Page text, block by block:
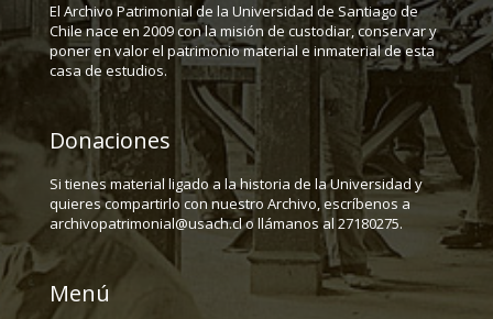
El Archivo Patrimonial de la Universidad de Santiago de
Chile nace en 2009 con la misión de custodiar, conservar y
poner en valor el patrimonio material e inmaterial de esta
casa de estudios.
Donaciones
Si tienes material ligado a la historia de la Universidad y
quieres compartirlo con nuestro Archivo, escríbenos a
archivopatrimonial@usach.cl o llámanos al 27180275.
Menú